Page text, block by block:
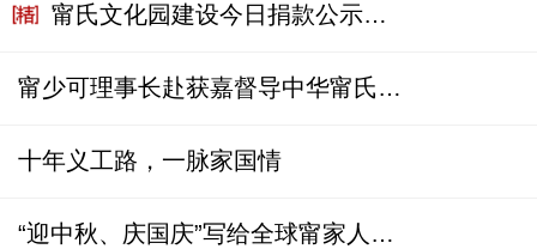
甯氏文化园建设今日捐款公示（2025年6月10日）
甯少可理事长赴获嘉督导中华甯氏文化生态园装修筹备工作并拜会县政协主席李会勇
十年义工路，一脉家国情
“迎中秋、庆国庆”写给全球甯家人的家书
利诺大学、新南威尔士大学、悉尼大学、香港中文大